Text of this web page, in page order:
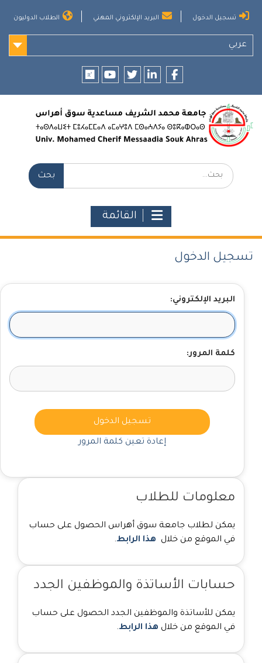
تسجيل الدخول البريد الإلكتروني المهني الطلاب الدوليون
عربي
بحث:
القائمة
تسجيل الدخول
البريد الإلكتروني:
كلمة المرور:
تسجيل الدخول
إعادة تعين كلمة المرور
معلومات للطلاب
يمكن لطلاب جامعة سوق أهراس الحصول على حساب
في الموقع من خلال هذا الرابط.
حسابات الأساتذة والموظفين الجدد
يمكن للأساتذة والموظفين الجدد الحصول على حساب
في الموقع من خلال هذا الرابط.